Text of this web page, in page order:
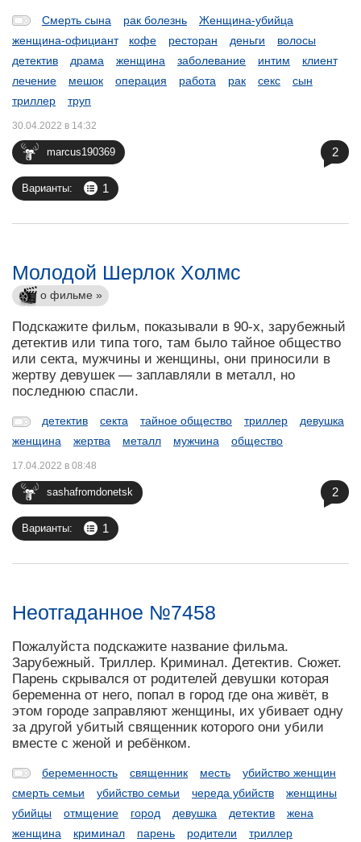
Смерть сына рак болезнь
Женщина-убийца
женщина-официант
кофе ресторан деньги
волосы
детектив
драма женщина заболевание интим
клиент
лечение
мешок операция работа рак секс
сын
триллер
труп
marcus190369
30.04.2022 в 14:32
Варианты: 1
2
Молодой Шерлок Холмс
о фильме »
Подскажите фильм, показывали в 90-х, зарубежный
детектив или типа того, там было тайное общество
или секта, мужчины и женщины, они приносили в
жертву девушек — заплавляли в металл, но
последнюю спасли.
детектив секта тайное общество триллер
девушка
женщина
жертва металл мужчина общество
sashafromdonetsk
17.04.2022 в 08:48
Варианты: 1
2
Неотгаданное №7458
Пожалуйста подскажите название фильма.
Зарубежный. Триллер. Криминал. Детектив. Сюжет.
Парень скрывался от родителей девушки которая
беременна от него, попал в город где она живёт, в
этом городе заправляют женщины, их убивает одну
за другой убитый священник которого они убили
вместе с женой и ребёнком.
беременность священник месть
убийство женщин
смерть семьи
убийство семьи череда убийств
женщины
убийцы
отмщение город девушка детектив
жена
женщина
криминал парень родители триллер